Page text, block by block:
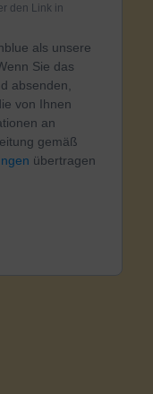
den Link in
als unsere
Sie das
absenden,
von Ihnen
an
gemäß
übertragen